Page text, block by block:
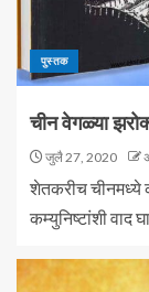
पुस्तक
चीन वेगळ्या
जुलै 27, 2020
शेतकरीच चीनमध्ये
कम्युनिष्टांशी वाद